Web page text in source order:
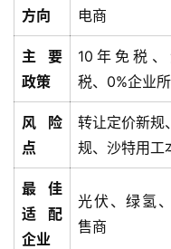
银
行
开
户
全
球
支
付
方
案
登录
方向
电商
主要
政策
10年免税
税、0%企业
风险
点
转让定价新规
规、沙特用工
最佳
适配
企业
光伏、绿氢
售商